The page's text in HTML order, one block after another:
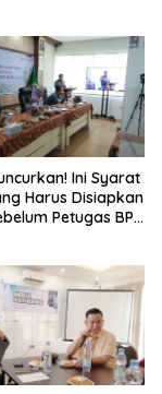
Ini Syarat
Harus Disiapkan
Petugas BPN